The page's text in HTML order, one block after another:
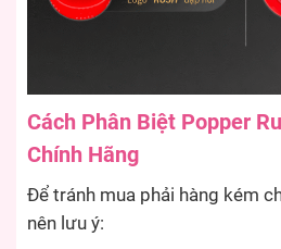
Cách Phân Biệt Popper
Chính Hãng
Để tránh mua phải hàng kém
nên lưu ý: